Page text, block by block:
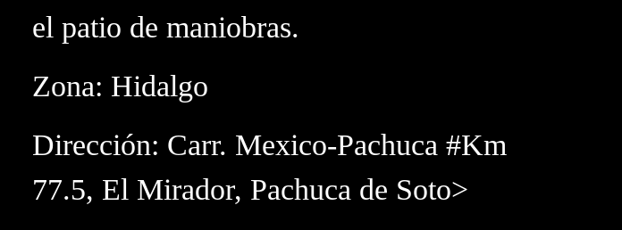
el patio de maniobras.
Zona: Hidalgo
Dirección: Carr. Mexico-Pachuca #Km
77.5, El Mirador, Pachuca de Soto>